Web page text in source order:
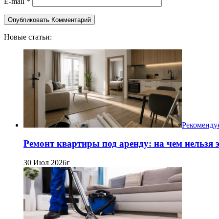
Новые статьи:
Ремонт квартиры под аренду: на чем нельзя
30 Июл 2026г